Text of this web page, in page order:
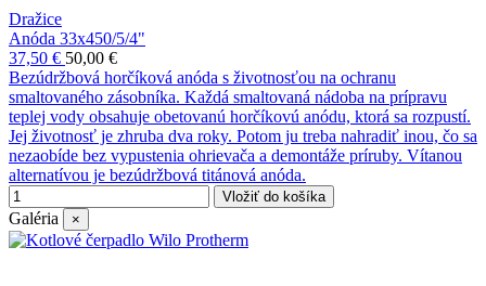
Dražice
Anóda 33x450/5/4"
37,50 € 50,00 €
Bezúdržbová horčíková anóda s životnosťou na ochranu
smaltovaného zásobníka. Každá smaltovaná nádoba na prípravu
teplej vody obsahuje obetovanú horčíkovú anódu, ktorá sa rozpustí.
Jej životnosť je zhruba dva roky. Potom ju treba nahradiť inou, čo sa
nezaobíde bez vypustenia ohrievača a demontáže príruby. Vítanou
alternatívou je bezúdržbová titánová anóda.
Vložiť do košíka
Galéria ×